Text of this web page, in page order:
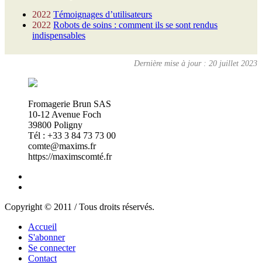
2022 Témoignages d’utilisateurs
2022 Robots de soins : comment ils se sont rendus
indispensables
Dernière mise à jour : 20 juillet 2023
Fromagerie Brun SAS
10-12 Avenue Foch
39800 Poligny
Tél : +33 3 84 73 73 00
comte@maxims.fr
https://maximscomté.fr
Copyright © 2011 / Tous droits réservés.
Accueil
S'abonner
Se connecter
Contact